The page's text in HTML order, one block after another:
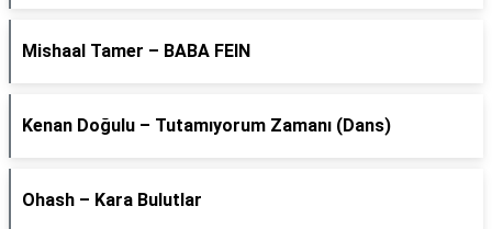
Mishaal Tamer – BABA FEIN
Kenan Doğulu – Tutamıyorum Zamanı (Dans)
Ohash – Kara Bulutlar